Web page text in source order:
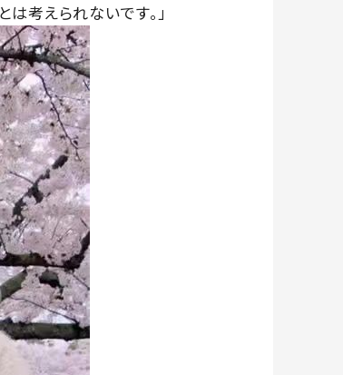
考えられないです。」